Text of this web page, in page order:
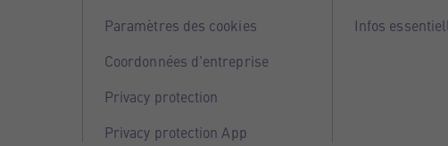
Paramètres des cookies
Coordonnées d'entreprise
Privacy protection
Privacy protection App
Infos